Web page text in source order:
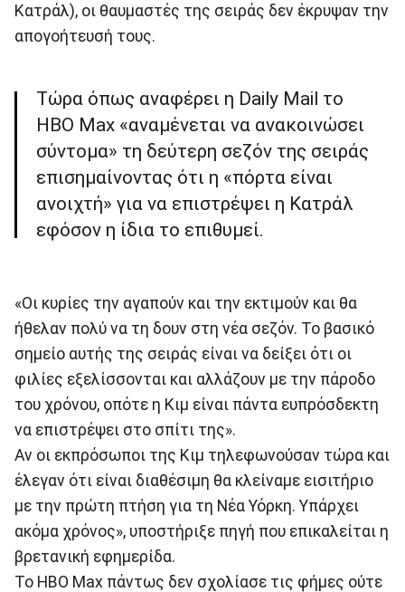
Κατράλ), οι θαυμαστές της σειράς δεν έκρυψαν την
απογοήτευσή τους.
Τώρα όπως αναφέρει η Daily Mail το
HBO Max «αναμένεται να ανακοινώσει
σύντομα» τη δεύτερη σεζόν της σειράς
επισημαίνοντας ότι η «πόρτα είναι
ανοιχτή» για να επιστρέψει η Κατράλ
εφόσον η ίδια το επιθυμεί.
«Οι κυρίες την αγαπούν και την εκτιμούν και θα
ήθελαν πολύ να τη δουν στη νέα σεζόν. Το βασικό
σημείο αυτής της σειράς είναι να δείξει ότι οι
φιλίες εξελίσσονται και αλλάζουν με την πάροδο
του χρόνου, οπότε η Κιμ είναι πάντα ευπρόσδεκτη
να επιστρέψει στο σπίτι της».
Αν οι εκπρόσωποι της Κιμ τηλεφωνούσαν τώρα και
έλεγαν ότι είναι διαθέσιμη θα κλείναμε εισιτήριο
με την πρώτη πτήση για τη Νέα Υόρκη. Υπάρχει
ακόμα χρόνος», υποστήριξε πηγή που επικαλείται η
βρετανική εφημερίδα.
Το HBO Max πάντως δεν σχολίασε τις φήμες ούτε